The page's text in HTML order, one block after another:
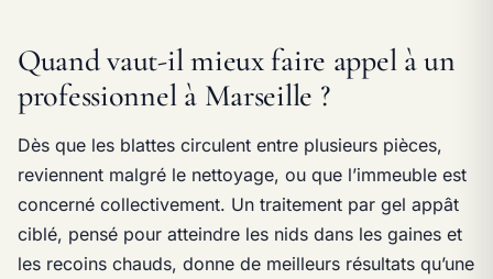
Quand vaut-il mieux faire appel à un
professionnel à Marseille ?
Dès que les blattes circulent entre plusieurs pièces,
reviennent malgré le nettoyage, ou que l’immeuble est
concerné collectivement. Un traitement par gel appât
ciblé, pensé pour atteindre les nids dans les gaines et
les recoins chauds, donne de meilleurs résultats qu’une